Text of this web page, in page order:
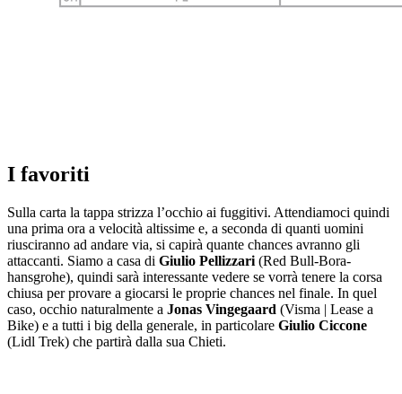
I favoriti
Sulla carta la tappa strizza l’occhio ai fuggitivi. Attendiamoci quindi
una prima ora a velocità altissime e, a seconda di quanti uomini
riusciranno ad andare via, si capirà quante chances avranno gli
attaccanti. Siamo a casa di Giulio Pellizzari (Red Bull-Bora-
hansgrohe), quindi sarà interessante vedere se vorrà tenere la corsa
chiusa per provare a giocarsi le proprie chances nel finale. In quel
caso, occhio naturalmente a Jonas Vingegaard (Visma | Lease a
Bike) e a tutti i big della generale, in particolare Giulio Ciccone
(Lidl Trek) che partirà dalla sua Chieti.